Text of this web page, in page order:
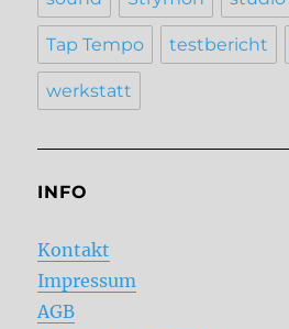
Tap Tempo testbericht
werkstatt
INFO
Kontakt
Impressum
AGB